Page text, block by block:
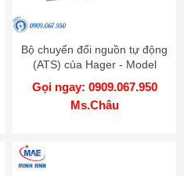
Bộ chuyển đổi nguồn tự động
(ATS) của Hager - Model
HIB480
Gọi ngay: 0909.067.950
Ms.Châu